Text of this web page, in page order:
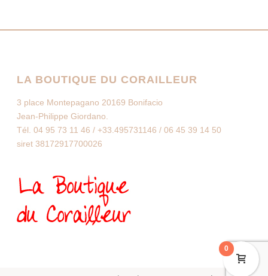
LA BOUTIQUE DU CORAILLEUR
3 place Montepagano 20169 Bonifacio
Jean-Philippe Giordano.
Tél. 04 95 73 11 46 / +33.495731146 / 06 45 39 14 50
siret 38172917700026
0